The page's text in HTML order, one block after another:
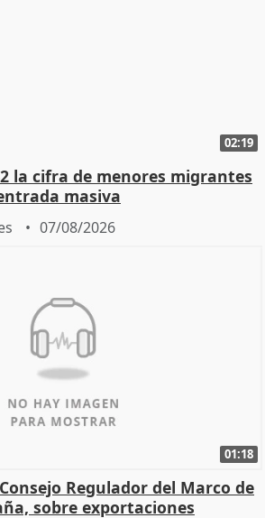
02:19
la cifra de menores migrantes
masiva
07/08/2026
01:18
Regulador del Marco de
sobre exportaciones